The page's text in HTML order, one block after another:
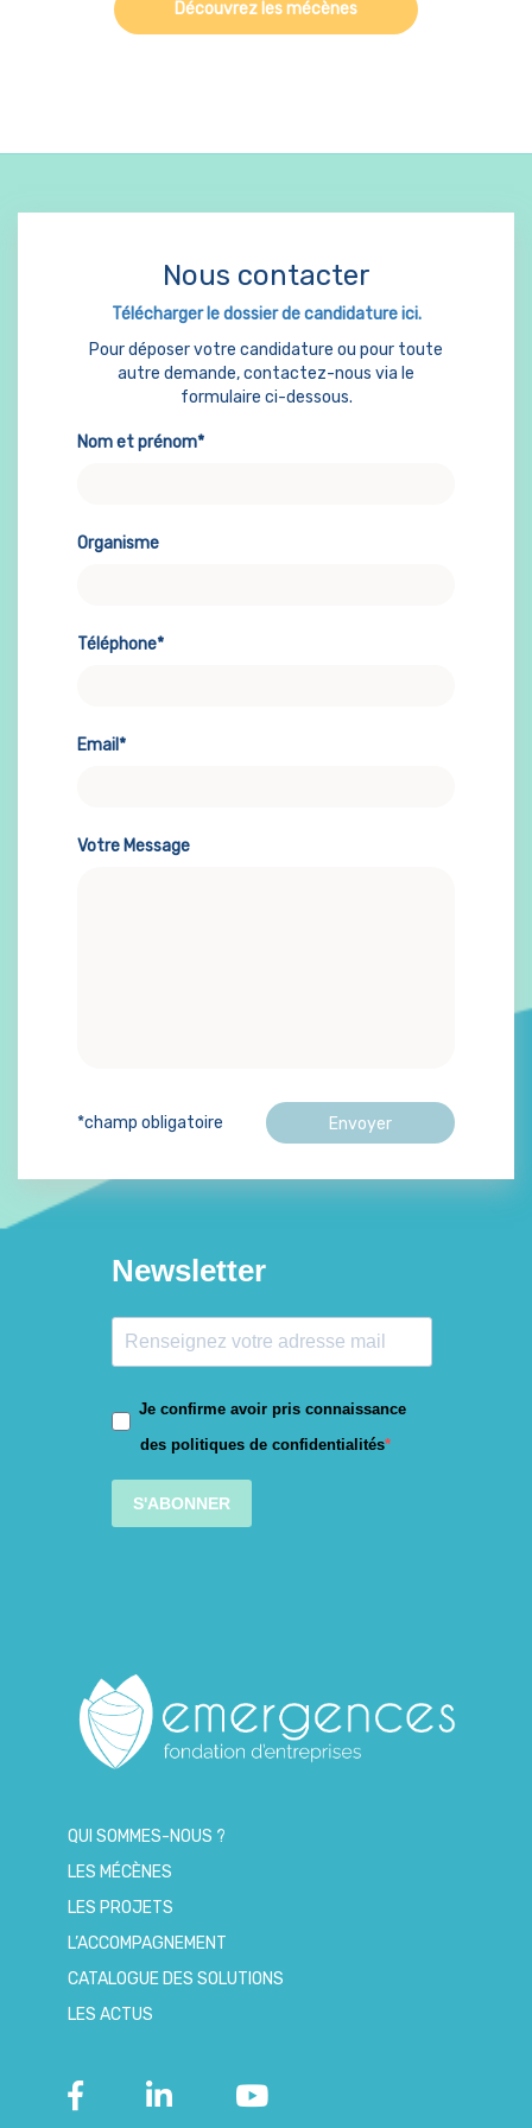
Découvrez les mécènes
Newsletter
Je confirme avoir pris connaissance
des politiques de confidentialités
S'ABONNER
QUI SOMMES-NOUS ?
LES MÉCÈNES
LES PROJETS
L’ACCOMPAGNEMENT
CATALOGUE DES SOLUTIONS
LES ACTUS
Nous contacter
Télécharger le dossier de candidature ici.
Pour déposer votre candidature ou pour toute
autre demande, contactez-nous via le
formulaire ci-dessous.
Nom et prénom*
Organisme
Téléphone*
Email*
Votre Message
*champ obligatoire